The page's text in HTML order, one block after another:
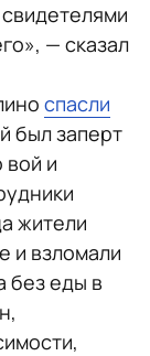
— сказал
спасли
был заперт
и
жители
и взломали
без еды в